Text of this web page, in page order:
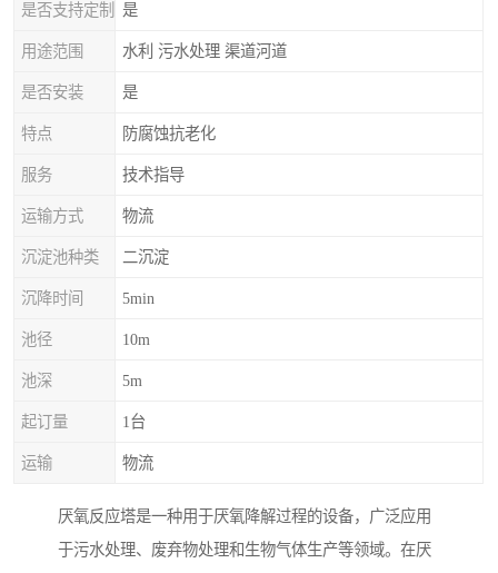
是否支持定制 是
用途范围 水利 污水处理 渠道河道
是否安装 是
特点 防腐蚀抗老化
服务 技术指导
运输方式 物流
沉淀池种类 二沉淀
沉降时间 5min
池径 10m
池深 5m
起订量 1台
运输 物流
厌氧反应塔是一种用于厌氧降解过程的设备，广泛应用
于污水处理、废弃物处理和生物气体生产等领域。在厌